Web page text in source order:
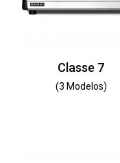
Classe 7
(3 Modelos)